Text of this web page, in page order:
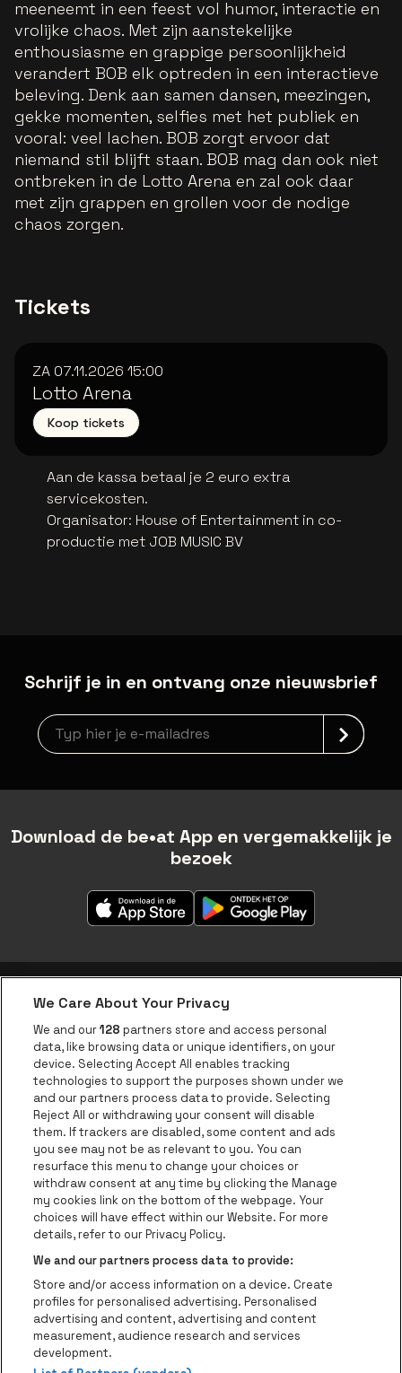
meeneemt in een feest vol humor, interactie en
vrolijke chaos. Met zijn aanstekelijke
enthousiasme en grappige persoonlijkheid
verandert BOB elk optreden in een interactieve
beleving. Denk aan samen dansen, meezingen,
gekke momenten, selfies met het publiek en
vooral: veel lachen. BOB zorgt ervoor dat
niemand stil blijft staan. BOB mag dan ook niet
ontbreken in de Lotto Arena en zal ook daar
met zijn grappen en grollen voor de nodige
chaos zorgen.
Tickets
ZA 07.11.2026 15:00
Lotto Arena
Koop tickets
Aan de kassa betaal je 2 euro extra
servicekosten.
Organisator: House of Entertainment in co-
productie met JOB MUSIC BV
Schrijf je in en ontvang onze nieuwsbrief
Nieuwsbrief aanmelding
Download de be•at App en vergemakkelijk je
bezoek
be•at app
be•at Corporate
be•at Business
Groepen
Helpcenter
Contact
Instagram
Facebook
Threads
TiktokYoutube
Be•at Tickets is een deel van be•at
be•at Tickets
Schijnpoortweg 119, 2170 Antwerpen
Be-At Venues
Schijnpoortweg 119, 2170 Antwerpen
BTW (BE) 0461.051.688 - RPR Antwerpen
BNP Paribas Fortis - IBAN: BE93 2200 4925 0067 - BIC:
We Care About Your Privacy
We and our128 partners store and access personal
data, like browsing data or unique identifiers, on your
device. Selecting Accept All enables tracking
technologies to support the purposes shown under we
and our partners process data to provide. Selecting
Reject All or withdrawing your consent will disable
them. If trackers are disabled, some content and ads
you see may not be as relevant to you. You can
resurface this menu to change your choices or
withdraw consent at any time by clicking the Manage
my cookies link on the bottom of the webpage. Your
choices will have effect within our Website. For more
details, refer to our Privacy Policy.
We and our partners process data to provide:
Store and/or access information on a device. Create
profiles for personalised advertising. Personalised
advertising and content, advertising and content
measurement, audience research and services
development.